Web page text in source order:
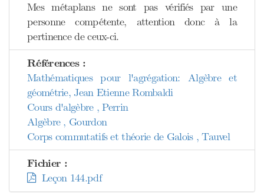
Mes métaplans ne sont pas vérifiés par une
personne compétente, attention donc à la
pertinence de ceux-ci.
Références :
Mathématiques pour l'agrégation: Algèbre et
géométrie, Jean Etienne Rombaldi
Cours d'algèbre , Perrin
Algèbre , Gourdon
Corps commutatifs et théorie de Galois , Tauvel
Fichier :
Leçon 144.pdf